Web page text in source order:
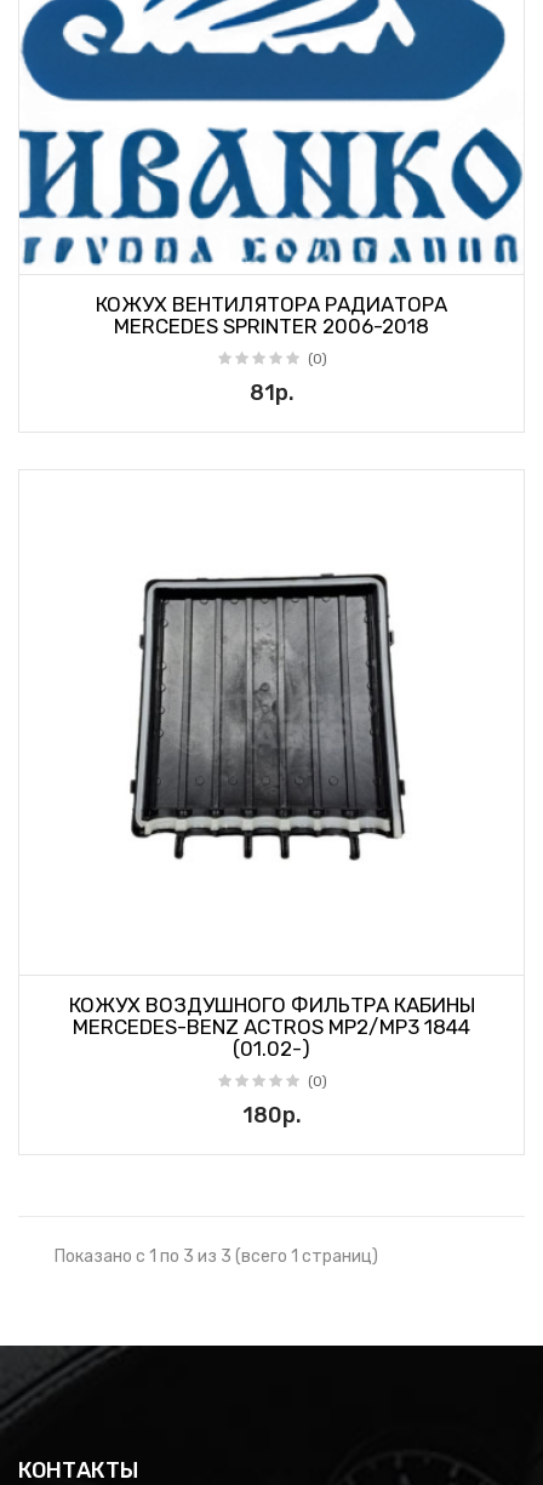
КОЖУХ ВЕНТИЛЯТОРА РАДИАТОРА
MERCEDES SPRINTER 2006-2018
(0)
81р.
КОЖУХ ВОЗДУШНОГО ФИЛЬТРА КАБИНЫ
MERCEDES-BENZ ACTROS MP2/MP3 1844
(01.02-)
(0)
180р.
Показано с 1 по 3 из 3 (всего 1 страниц)
КОНТАКТЫ